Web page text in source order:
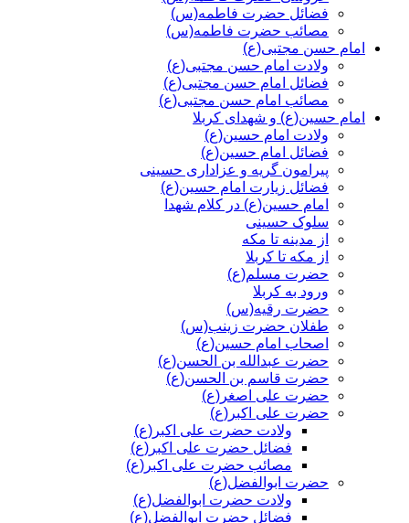
فضائل حضرت فاطمه(س)
مصائب حضرت فاطمه(س)
امام حسن مجتبی(ع)
ولادت امام حسن مجتبی(ع)
فضائل امام حسن مجتبی(ع)
مصائب امام حسن مجتبی(ع)
امام حسین(ع) و شهدای کربلا
ولادت امام حسین(ع)
فضائل امام حسین(ع)
پیرامون گریه و عزاداری حسینی
فضائل زیارت امام حسین(ع)
امام حسین(ع) در کلام شهدا
سلوک حسینی
از مدینه تا مکه
از مکه تا کربلا
حضرت مسلم(ع)
ورود به کربلا
حضرت رقیه(س)
طفلان حضرت زینب(س)
اصحاب امام حسین(ع)
حضرت عبدالله بن الحسن(ع)
حضرت قاسم بن الحسن(ع)
حضرت علی اصغر(ع)
حضرت علی اکبر(ع)
ولادت حضرت علی اکبر(ع)
فضائل حضرت علی اکبر(ع)
مصائب حضرت علی اکبر(ع)
حضرت ابوالفضل(ع)
ولادت حضرت ابوالفضل(ع)
فضائل حضرت ابوالفضل(ع)